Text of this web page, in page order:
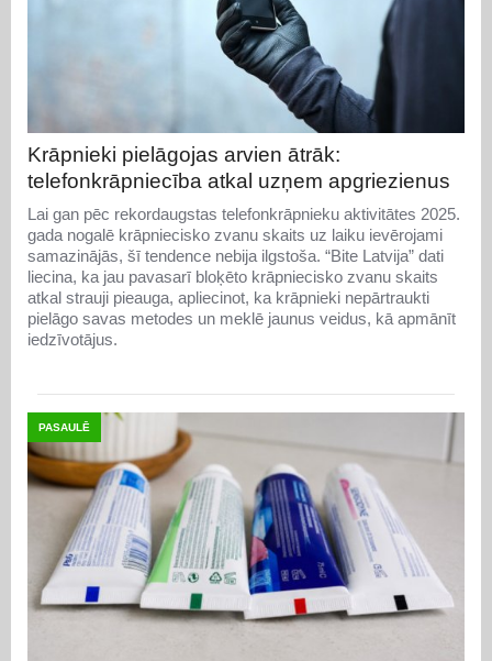
Krāpnieki pielāgojas arvien ātrāk:
telefonkrāpniecība atkal uzņem apgriezienus
Lai gan pēc rekordaugstas telefonkrāpnieku aktivitātes 2025.
gada nogalē krāpniecisko zvanu skaits uz laiku ievērojami
samazinājās, šī tendence nebija ilgstoša. “Bite Latvija” dati
liecina, ka jau pavasarī bloķēto krāpniecisko zvanu skaits
atkal strauji pieauga, apliecinot, ka krāpnieki nepārtraukti
pielāgo savas metodes un meklē jaunus veidus, kā apmānīt
iedzīvotājus.
PASAULĒ